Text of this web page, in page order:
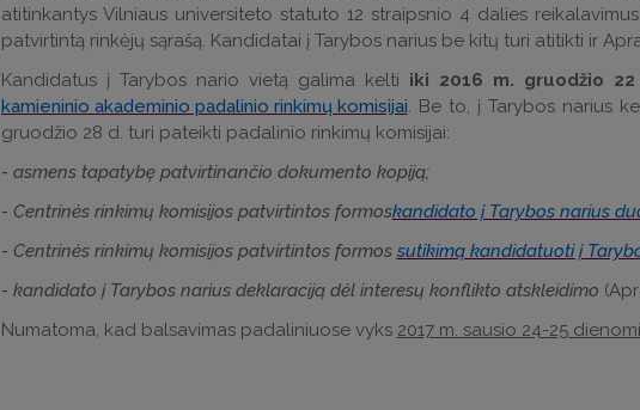
atitinkantys Vilniaus universiteto statuto 12 straipsnio 4 dalies
patvirtintą rinkėjų sąrašą. Kandidatai į Tarybos narius be kitų turi atitikti ir
Kandidatus į Tarybos nario vietą galima kelti iki 2016 m. gruodžio
kamieninio akademinio padalinio rinkimų komisijai . Be to, į Tarybos narius
gruodžio 28 d. turi pateikti padalinio rinkimų komisijai:
- asmens tapatybę patvirtinančio dokumento kopiją;
- Centrinės rinkimų komisijos patvirtintos formoskandidato į Tarybos narius
- Centrinės rinkimų komisijos patvirtintos formos sutikimą kandidatuoti į
- kandidato į Tarybos narius deklaraciją dėl interesų konflikto atskleidimo
Numatoma, kad balsavimas padaliniuose vyks 2017 m. sausio 24-25